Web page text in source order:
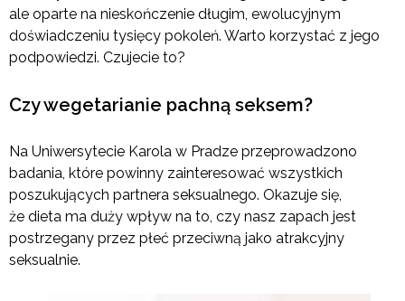
ale oparte na nieskończenie długim, ewolucyjnym
doświadczeniu tysięcy pokoleń. Warto korzystać z jego
podpowiedzi. Czujecie to?
Czy wegetarianie pachną seksem?
Na Uniwersytecie Karola w Pradze przeprowadzono
badania, które powinny zainteresować wszystkich
poszukujących partnera seksualnego. Okazuje się,
że dieta ma duży wpływ na to, czy nasz zapach jest
postrzegany przez płeć przeciwną jako atrakcyjny
seksualnie.